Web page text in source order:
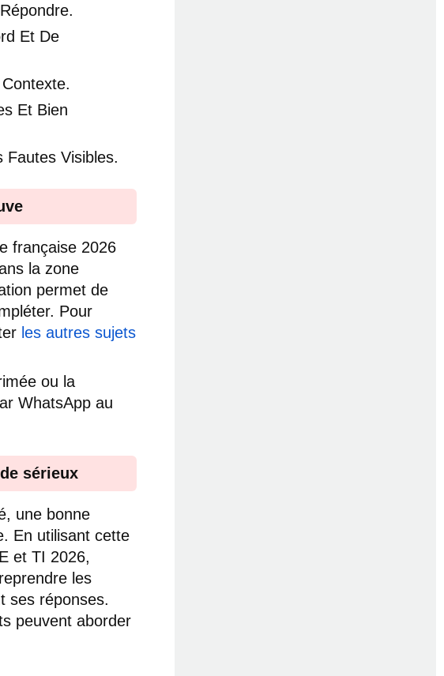
Et De
Et Bien
Fautes Visibles.
française 2026
la zone
permet de
Pour
les autres sujets
ou la
WhatsApp au
sérieux
une bonne
En utilisant cette
et TI 2026,
les
ses réponses.
peuvent aborder